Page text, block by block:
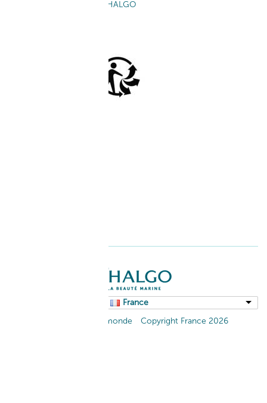
Télécharger la brochure THALGO
France
Retour au portail monde
Copyright France 2026